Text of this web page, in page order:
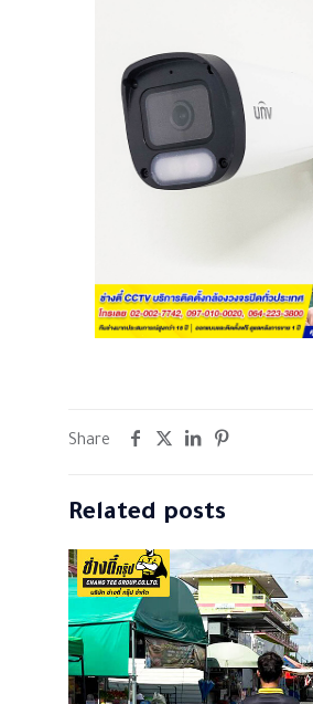
Share
Related posts